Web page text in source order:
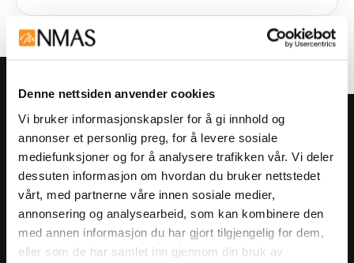
Denne nettsiden anvender cookies
Vi bruker informasjonskapsler for å gi innhold og
annonser et personlig preg, for å levere sosiale
mediefunksjoner og for å analysere trafikken vår. Vi deler
dessuten informasjon om hvordan du bruker nettstedet
vårt, med partnerne våre innen sosiale medier,
annonsering og analysearbeid, som kan kombinere den
med annen informasjon du har gjort tilgjengelig for dem,
eller som de har samlet inn gjennom din bruk av
Meld deg på vårt nyhetsbrev!
Få informasjon om produkter,
arrangementer og kampanjer.
Meld på nyhetsbrev